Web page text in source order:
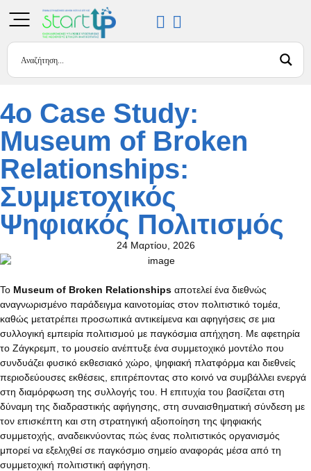
4o Case Study:
Museum of Broken
Relationships:
Συμμετοχικός
Ψηφιακός Πολιτισμός
24 Μαρτίου, 2026
Το Museum of Broken Relationships αποτελεί ένα διεθνώς
αναγνωρισμένο παράδειγμα καινοτομίας στον πολιτιστικό τομέα,
καθώς μετατρέπει προσωπικά αντικείμενα και αφηγήσεις σε μια
συλλογική εμπειρία πολιτισμού με παγκόσμια απήχηση. Με αφετηρία
το Ζάγκρεμπ, το μουσείο ανέπτυξε ένα συμμετοχικό μοντέλο που
συνδυάζει φυσικό εκθεσιακό χώρο, ψηφιακή πλατφόρμα και διεθνείς
περιοδεύουσες εκθέσεις, επιτρέποντας στο κοινό να συμβάλλει ενεργά
στη διαμόρφωση της συλλογής του. Η επιτυχία του βασίζεται στη
δύναμη της διαδραστικής αφήγησης, στη συναισθηματική σύνδεση με
τον επισκέπτη και στη στρατηγική αξιοποίηση της ψηφιακής
συμμετοχής, αναδεικνύοντας πώς ένας πολιτιστικός οργανισμός
μπορεί να εξελιχθεί σε παγκόσμιο σημείο αναφοράς μέσα από τη
συμμετοχική πολιτιστική αφήγηση.